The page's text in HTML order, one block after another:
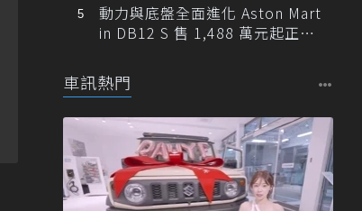
動力與底盤全面進化 Aston Mart
in DB12 S 售 1,488 萬元起正式
車訊熱門